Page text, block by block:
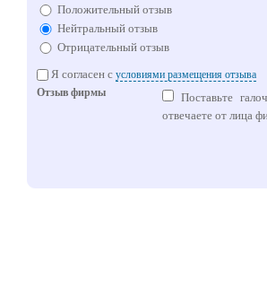
Положительный отзыв
Нейтральный отзыв
Отрицательный отзыв
Я согласен сусловиями размещения отзыва
Отзыв фирмы
Поставьте
отвечаете от лица